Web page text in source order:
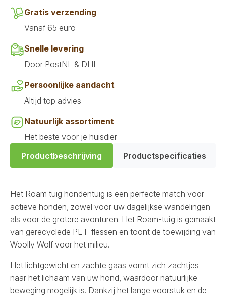
Gratis verzending
Vanaf 65 euro
Snelle levering
Door PostNL & DHL
Persoonlijke aandacht
Altijd top advies
Natuurlijk assortiment
Het beste voor je huisdier
Productbeschrijving
Productspecificaties
Het Roam tuig hondentuig is een perfecte match voor
actieve honden, zowel voor uw dagelijkse wandelingen
als voor de grotere avonturen. Het Roam-tuig is gemaakt
van gerecyclede PET-flessen en toont de toewijding van
Woolly Wolf voor het milieu.
Het lichtgewicht en zachte gaas vormt zich zachtjes
naar het lichaam van uw hond, waardoor natuurlijke
beweging mogelijk is. Dankzij het lange voorstuk en de